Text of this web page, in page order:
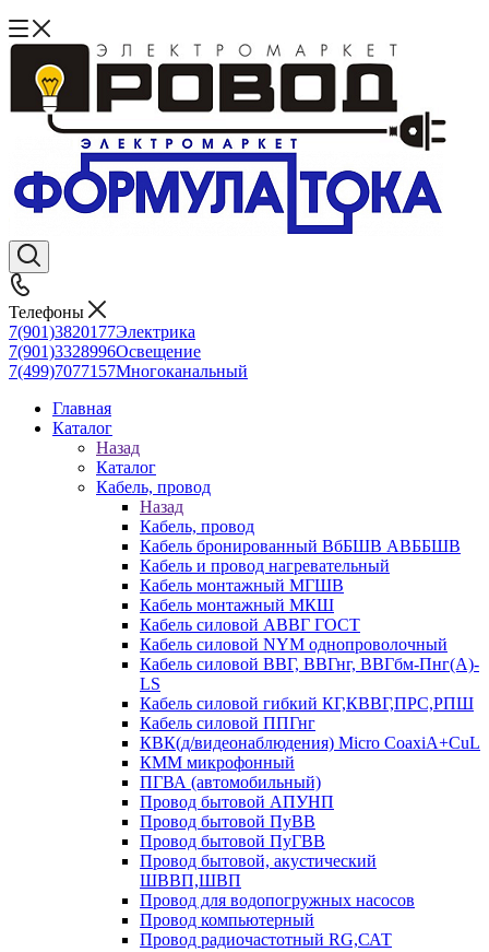
Телефоны
7(901)3820177Электрика
7(901)3328996Освещение
7(499)7077157Многоканальный
Главная
Каталог
Назад
Каталог
Кабель, провод
Назад
Кабель, провод
Кабель бронированный ВбБШВ АВББШВ
Кабель и провод нагревательный
Кабель монтажный МГШВ
Кабель монтажный МКШ
Кабель силовой АВВГ ГОСТ
Кабель силовой NYM однопроволочный
Кабель силовой ВВГ, ВВГнг, ВВГбм-Пнг(А)-
LS
Кабель силовой гибкий КГ,КВВГ,ПРС,РПШ
Кабель силовой ППГнг
КВК(д/видеонаблюдения) Micro CoaxiA+CuL
КММ микрофонный
ПГВА (автомобильный)
Провод бытовой АПУНП
Провод бытовой ПуВВ
Провод бытовой ПуГВВ
Провод бытовой, акустический
ШВВП,ШВП
Провод для водопогружных насосов
Провод компьютерный
Провод радиочастотный RG,САТ